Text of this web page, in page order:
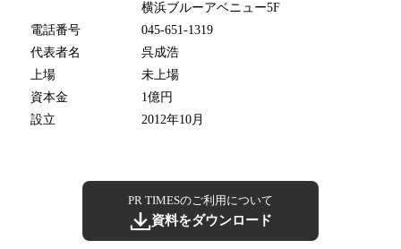
横浜ブルーアベニュー5F
電話番号
045-651-1319
代表者名
呉成浩
上場
未上場
資本金
1億円
設立
2012年10月
PR TIMESのご利用について
資料をダウンロード